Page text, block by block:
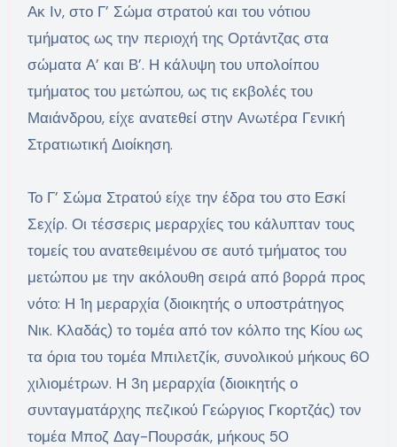
Ακ Ιν, στο Γ’ Σώμα στρατού και του νότιου
τμήματος ως την περιοχή της Ορτάντζας στα
σώματα Α’ και Β’. Η κάλυψη του υπολοίπου
τμήματος του μετώπου, ως τις εκβολές του
Μαιάνδρου, είχε ανατεθεί στην Ανωτέρα Γενική
Στρατιωτική Διοίκηση.
Το Γ’ Σώμα Στρατού είχε την έδρα του στο Εσκί
Σεχίρ. Οι τέσσερις μεραρχίες του κάλυπταν τους
τομείς του ανατεθειμένου σε αυτό τμήματος του
μετώπου με την ακόλουθη σειρά από βορρά προς
νότο: Η 1η μεραρχία (διοικητής ο υποστράτηγος
Νικ. Κλαδάς) το τομέα από τον κόλπο της Κίου ως
τα όρια του τομέα Μπιλετζίκ, συνολικού μήκους 60
χιλιομέτρων. Η 3η μεραρχία (διοικητής ο
συνταγματάρχης πεζικού Γεώργιος Γκορτζάς) τον
τομέα Μποζ Δαγ-Πουρσάκ, μήκους 50